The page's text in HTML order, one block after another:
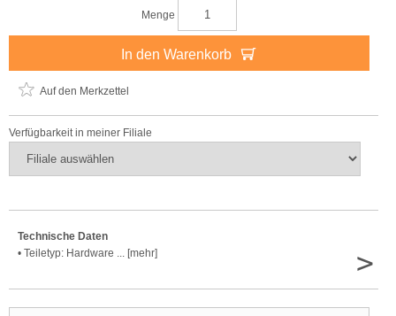
Menge
In den Warenkorb
Auf den Merkzettel
Verfügbarkeit in meiner Filiale
Technische Daten
• Teiletyp: Hardware ... [mehr]
>